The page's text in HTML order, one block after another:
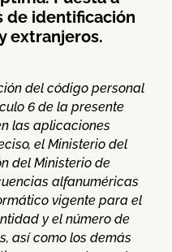
de identificación
extranjeros.
del código personal
6 de la presente
las aplicaciones
el Ministerio del
del Ministerio de
alfanuméricas
vigente para el
y el número de
así como los demás